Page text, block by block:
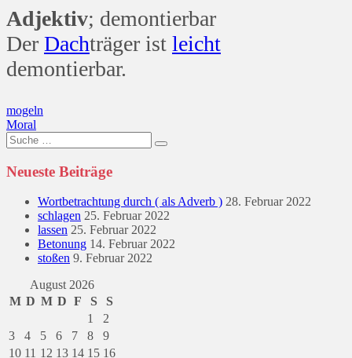
Adjektiv; demontierbar
Der Dachträger ist leicht
demontierbar.
Beitragsnavigation
mogeln
Moral
Suche
nach:
Neueste Beiträge
Wortbetrachtung durch ( als Adverb ) 28. Februar 2022
schlagen 25. Februar 2022
lassen 25. Februar 2022
Betonung 14. Februar 2022
stoßen 9. Februar 2022
August 2026
M D M D F S
S
1
2
3
4 5 6 7 8
9
10 11 12 13 14 15 16